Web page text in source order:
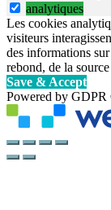
analytiques
Les cookies
visiteurs
des informations
rebond, de la
Save & Accept
Powered by GDPR